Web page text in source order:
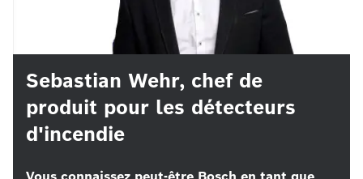
Sebastian Wehr, chef de
produit pour les détecteurs
d'incendie